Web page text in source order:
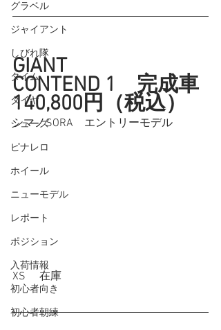
グラベル
ジャイアント
しびれ隊
タイム
タイヤ
シューズ
ピナレロ
ホイール
ニューモデル
レポート
ポジション
入荷情報
初心者向き
初心者朝練
GIANT
CONTEND 1　完成車
140,800円（税込）
シマノSORA　エントリーモデル
XS 　在庫